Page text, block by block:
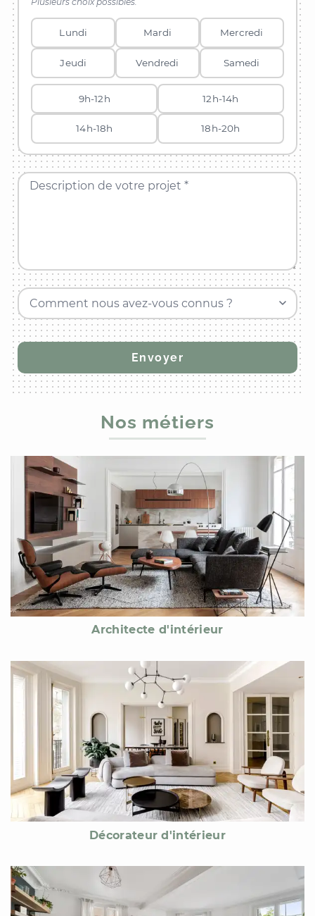
Lundi Mardi Mercredi
Jeudi Vendredi Samedi
9h-12h 12h-14h
14h-18h 18h-20h
Description de votre projet *
Comment nous avez-vous connus ?
Nos métiers
Architecte d'intérieur
Décorateur d'intérieur